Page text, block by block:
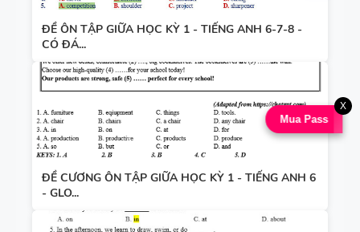
ĐỀ ÔN TẬP GIỮA HỌC KỲ 1 - TIẾNG ANH 6-7-8 -
CÓ ĐÁ...
ĐỀ CƯƠNG ÔN TẬP GIỮA HỌC KỲ 1 - TIẾNG ANH 6
- GLO...
Mua Pass
X